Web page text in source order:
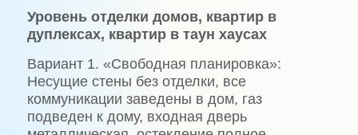
Уровень отделки домов, квартир в
дуплексах, квартир в таун хаусах
Вариант 1. «Свободная планировка»:
Несущие стены без отделки, все
коммуникации заведены в дом, газ
подведен к дому, входная дверь